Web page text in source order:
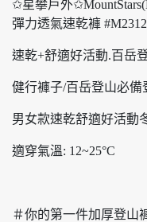
✩星攀戶外
彈力透氣速乾褲 #M2312
速乾+舒適好活動.百岳
健行褲子/百岳登山必備
男女款速乾舒適好活動
適穿氣溫: 12~25°C
＃你的第一件加厚登山